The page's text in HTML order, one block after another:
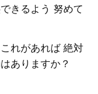
きるよう 努めて
れがあれば 絶対
ありますか？